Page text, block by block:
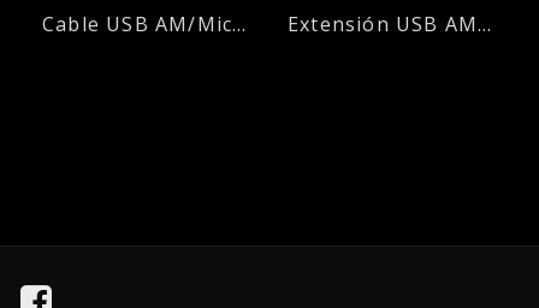
Cable USB AM/Micro USB - 1,80mts.
Extensión USB AM/AH 3.0 - 1,80mts.